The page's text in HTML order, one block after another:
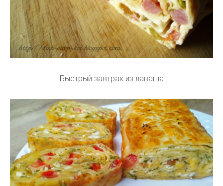
Быстрый завтрак из лаваша